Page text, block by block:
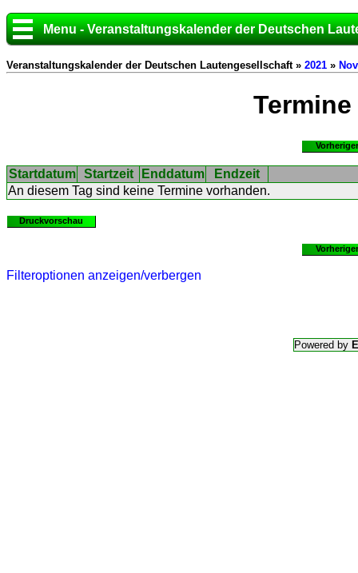
Menu - Veranstaltungskalender der Deutschen
Veranstaltungskalender der Deutschen Lautengesellschaft » 2021 »
Termine
Startdatum Startzeit Enddatum
Endzeit
An diesem Tag sind keine Termine vorhanden.
Druckvorschau
Filteroptionen anzeigen/verbergen
Powered by